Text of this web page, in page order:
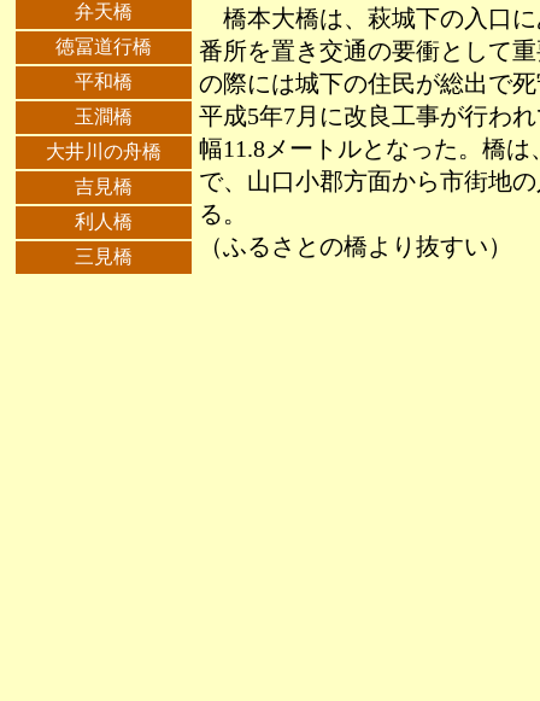
弁天橋
徳冨道行橋
平和橋
玉澗橋
大井川の舟橋
吉見橋
利人橋
三見橋
橋本大橋は、萩城下の入口
番所を置き交通の要衝として
の際には城下の住民が総出で
平成5年7月に改良工事が行わ
幅11.8メートルとなった。橋
で、山口小郡方面から市街地
る。
（ふるさとの橋より抜すい）